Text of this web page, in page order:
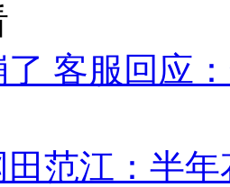
客服回应
范江：半